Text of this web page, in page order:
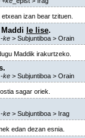
izan bear tzituen.
le lise.
-ke> Subjuntiboa > Orain
Maddik irakurtzeko.
-ke> Subjuntiboa > Orain
sagar oriek.
-ke> Subjuntiboa > Irag
edan dezan esnia.